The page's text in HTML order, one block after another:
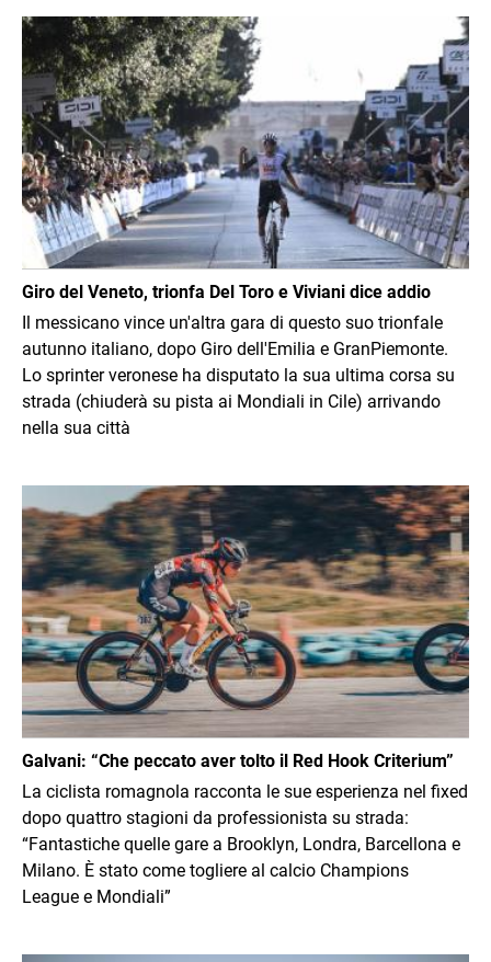
Immagine
Giro del Veneto, trionfa Del Toro e Viviani dice addio
Il messicano vince un'altra gara di questo suo trionfale
autunno italiano, dopo Giro dell'Emilia e GranPiemonte.
Lo sprinter veronese ha disputato la sua ultima corsa su
strada (chiuderà su pista ai Mondiali in Cile) arrivando
nella sua città
Galvani: “Che peccato aver tolto il Red Hook Criterium”
La ciclista romagnola racconta le sue esperienza nel fixed
dopo quattro stagioni da professionista su strada:
“Fantastiche quelle gare a Brooklyn, Londra, Barcellona e
Milano. È stato come togliere al calcio Champions
League e Mondiali”